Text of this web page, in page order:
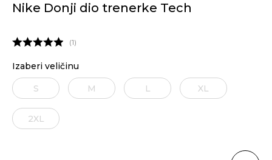
Nike Donji dio trenerke Tech
1
Izaberi veličinu
S M L XL
2XL